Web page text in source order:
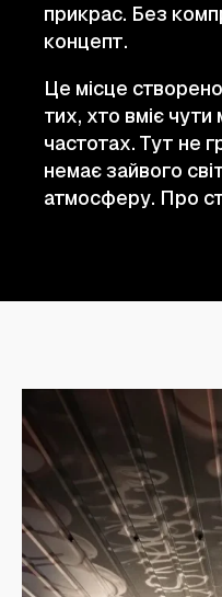
прикрас. Без
концепт.
Це місце
тих, хто вміє чути
частотах. Тут не
немає зайвого
атмосферу. Про